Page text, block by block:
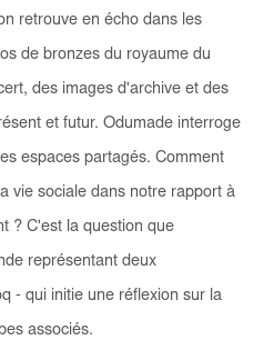
retrouve en écho dans les
de bronzes du royaume du
des images d'archive et des
et futur. Odumade interroge
espaces partagés. Comment
vie sociale dans notre rapport à
? C'est la question que
représentant deux
- qui initie une réflexion sur la
associés.